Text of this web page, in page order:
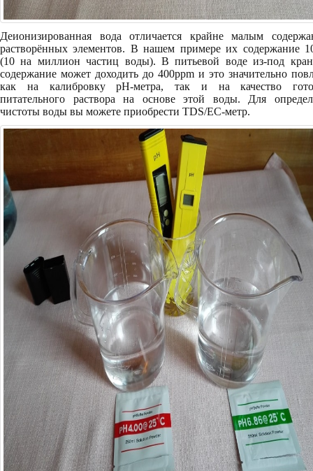
Деионизированная вода отличается крайне малым
растворённых элементов. В нашем примере их содержание
(10 на миллион частиц воды). В питьевой воде из-под
содержание может доходить до 400ppm и это значительно
как на калибровку pH-метра, так и на качество
питательного раствора на основе этой воды. Для
чистоты воды вы можете приобрести TDS/EC-метр.